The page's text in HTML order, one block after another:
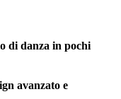
di danza in pochi
avanzato e